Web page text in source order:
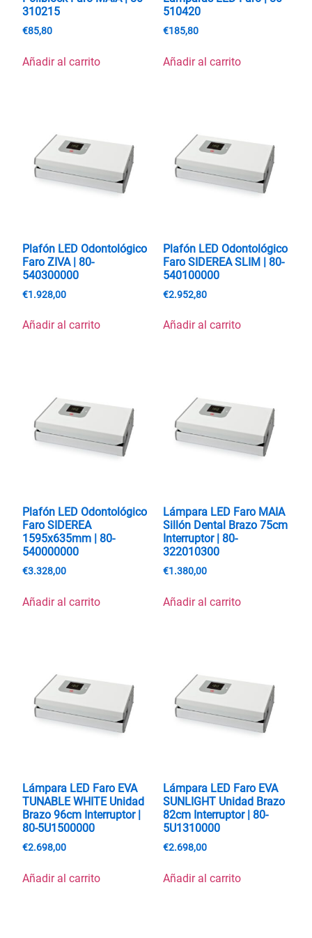
310215
€85,80
Añadir al carrito
510420
€185,80
Añadir al carrito
Plafón LED Odontológico
Faro ZIVA | 80-
540300000
€1.928,00
Añadir al carrito
Plafón LED Odontológico
Faro SIDEREA SLIM | 80-
540100000
€2.952,80
Añadir al carrito
Plafón LED Odontológico
Faro SIDEREA
1595x635mm | 80-
540000000
€3.328,00
Añadir al carrito
Lámpara LED Faro MAIA
Sillón Dental Brazo 75cm
Interruptor | 80-
322010300
€1.380,00
Añadir al carrito
Lámpara LED Faro EVA
TUNABLE WHITE Unidad
Brazo 96cm Interruptor |
80-5U1500000
€2.698,00
Añadir al carrito
Lámpara LED Faro EVA
SUNLIGHT Unidad Brazo
82cm Interruptor | 80-
5U1310000
€2.698,00
Añadir al carrito